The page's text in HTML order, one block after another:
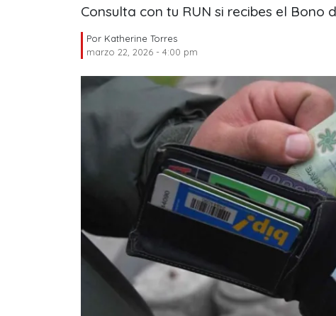
Consulta con tu RUN si recibes el Bono
Por Katherine Torres
marzo 22, 2026 - 4:00 pm